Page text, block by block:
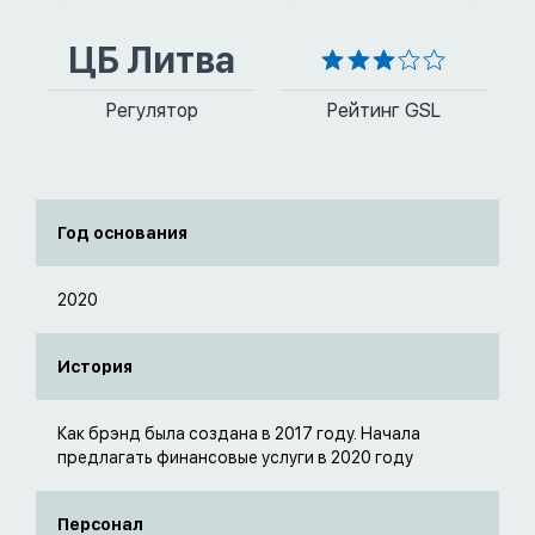
ЦБ Литва
Регулятор Рейтинг GSL
Год основания
2020
История
Как брэнд была создана в 2017 году. Начала
предлагать финансовые услуги в 2020 году
Персонал